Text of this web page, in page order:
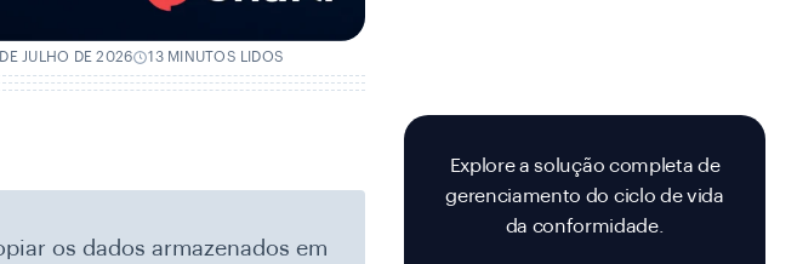
JULHO DE 2026 13 MINUTOS LIDOS
os dados armazenados em
Explore a solução completa de
gerenciamento do ciclo de vida
da conformidade.